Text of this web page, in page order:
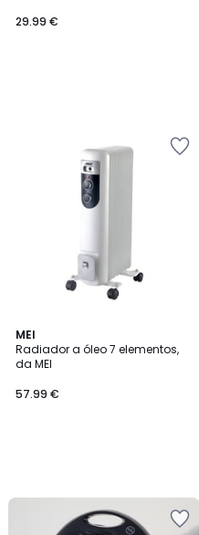
29.99 €
MEI
Radiador a óleo 7 elementos,
da MEI
57.99 €